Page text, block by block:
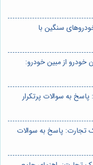
سنگین با
خودرو از مبین خودرو:
به سوالات پرتکرار
تجارت: پاسخ به سوالات